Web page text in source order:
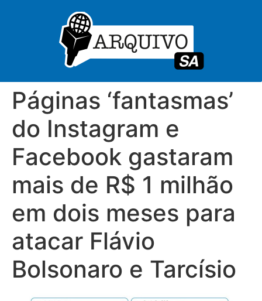
Páginas ‘fantasmas’
do Instagram e
Facebook gastaram
mais de R$ 1 milhão
em dois meses para
atacar Flávio
Bolsonaro e Tarcísio